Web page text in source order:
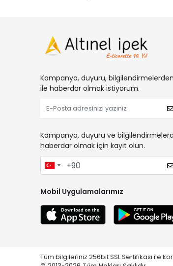
Kampanya, duyuru,
ile haberdar olmak istiyorum.
Kampanya, duyuru ve
haberdar olmak için kayıt olun.
Mobil Uygulamalarımız
Tüm bilgileriniz 256bit SSL Sertifikası ile